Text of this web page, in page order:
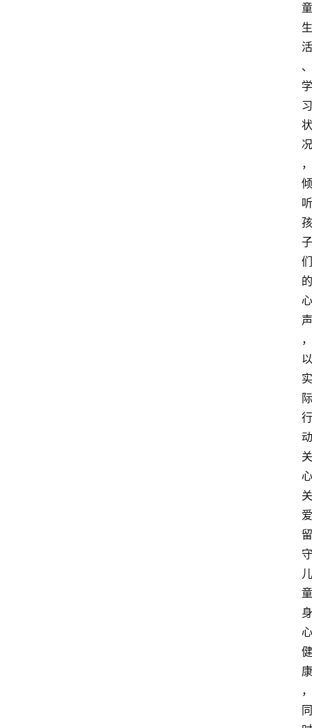
童
生
活
、
学
习
状
况
，
倾
听
孩
子
们
的
心
声
，
以
实
际
行
动
关
心
关
爱
留
守
儿
童
身
心
健
康
，
同